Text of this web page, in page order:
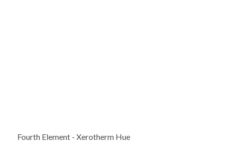
Fourth Element - Xerotherm Hue